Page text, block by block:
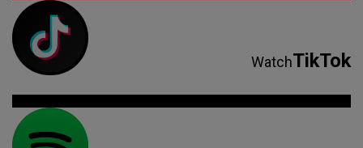
WatchTikTok